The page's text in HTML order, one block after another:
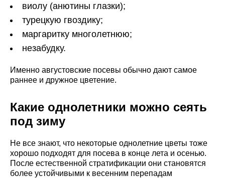
виолу (анютины глазки);
турецкую гвоздику;
маргаритку многолетнюю;
незабудку.
Именно августовские посевы обычно дают самое
раннее и дружное цветение.
Какие однолетники можно сеять
под зиму
Не все знают, что некоторые однолетние цветы тоже
хорошо подходят для посева в конце лета и осенью.
После естественной стратификации они становятся
более устойчивыми к весенним перепадам